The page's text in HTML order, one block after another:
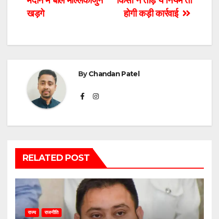
होगी कड़ी कार्रवाई
खड़गे
ByChandan Patel
RELATED POST
राज्य राजनीति